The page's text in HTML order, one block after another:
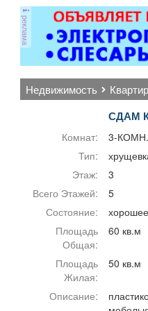
ОХРАННИКИ 5 разряда,
з/п от 33000 руб. 6
разряда, з/п от 37000
руб. официальное
трудоустройство
полный соц. пакет ООО
ЧОП «Интерлок-Н»
реклама
недвижимость
СДАМ
Комнат:
3-КОМН.
Тип:
Этаж:
3
Всего Этажей:
5
Состояние:
хорошее
Площадь
Общая:
60 кв.м
Площадь
Жилая:
50 кв.м
Описание: